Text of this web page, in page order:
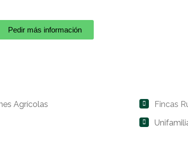
Pedir más información
Agrícolas
Fincas